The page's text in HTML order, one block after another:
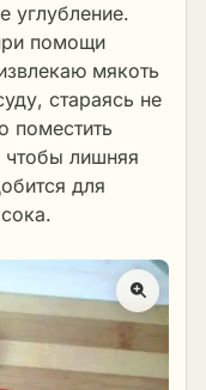
углубление.
помощи
мякоть
стараясь не
поместить
чтобы лишняя
для